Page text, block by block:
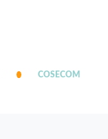
COSECOM